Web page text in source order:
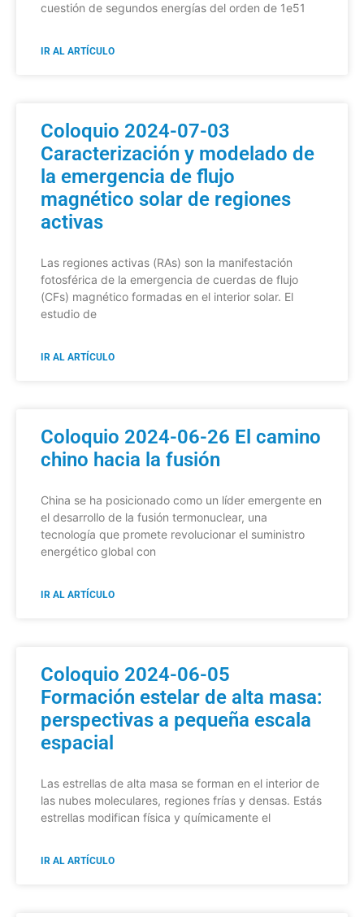
cuestión de segundos energías del orden de 1e51
IR AL ARTÍCULO
Coloquio 2024-07-03
Caracterización y modelado de
la emergencia de flujo
magnético solar de regiones
activas
Las regiones activas (RAs) son la manifestación
fotosférica de la emergencia de cuerdas de flujo
(CFs) magnético formadas en el interior solar. El
estudio de
IR AL ARTÍCULO
Coloquio 2024-06-26 El camino
chino hacia la fusión
China se ha posicionado como un líder emergente en
el desarrollo de la fusión termonuclear, una
tecnología que promete revolucionar el suministro
energético global con
IR AL ARTÍCULO
Coloquio 2024-06-05
Formación estelar de alta masa:
perspectivas a pequeña escala
espacial
Las estrellas de alta masa se forman en el interior de
las nubes moleculares, regiones frías y densas. Estás
estrellas modifican física y químicamente el
IR AL ARTÍCULO